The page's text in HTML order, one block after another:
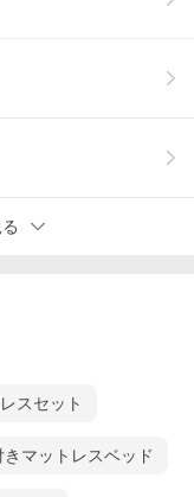
スセット
きマットレスベッド